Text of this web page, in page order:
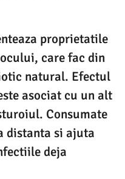
proprietatile
care fac din
natural. Efectul
asociat cu un alt
Consumate
distanta si ajuta
deja